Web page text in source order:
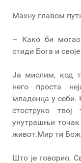
Махну главом
– Како би могао
стиди Бога и
Ја мислим, код
него проста
младенца у себи.
стоструко
унутрашњи
живот.Мир ти
Што је говорио,